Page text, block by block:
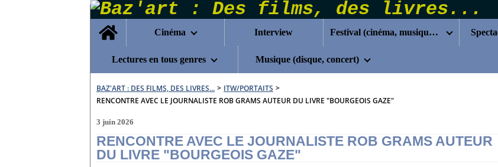
Home
Cinéma
Interview Festival (cinéma, musique...)
Lectures en tous genres Musique (disque, concert)
BAZ'ART : DES FILMS, DES LIVRES... > ITW/PORTAITS >
RENCONTRE AVEC LE JOURNALISTE ROB GRAMS AUTEUR DU LIVRE "BOURGEOIS GAZE"
3 juin 2026
RENCONTRE AVEC LE JOURNALISTE ROB GRAMS AUTEUR
DU LIVRE "BOURGEOIS GAZE"